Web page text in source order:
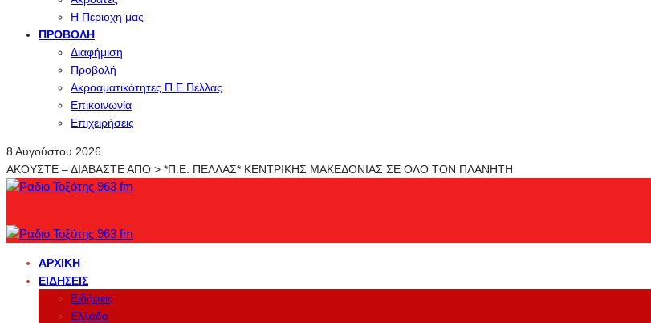
Η Περιοχη μας
ΠΡΟΒΟΛΉ
Διαφήμιση
Προβολή
Ακροαματικότητες Π.Ε.Πέλλας
Επικοινωνία
Επιχειρήσεις
8 Αυγούστου 2026
ΑΚΟΥΣΤΕ – ΔΙΑΒΑΣΤΕ ΑΠΟ > *Π.Ε. ΠΕΛΛΑΣ* ΚΕΝΤΡΙΚΗΣ ΜΑΚΕΔΟΝΙΑΣ ΣΕ ΟΛΟ ΤΟΝ ΠΛΑΝΗΤΗ
ΑΡΧΙΚΉ
ΕΙΔΉΣΕΙΣ
Ειδήσεις
Ελλάδα